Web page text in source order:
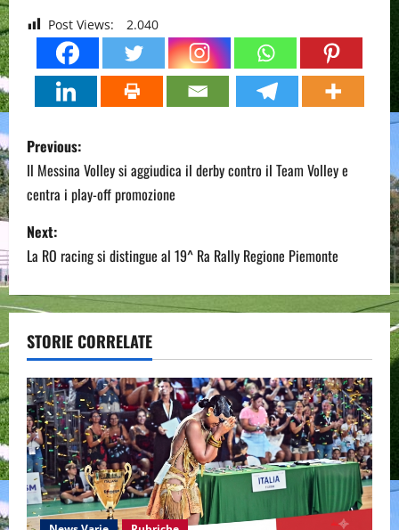
Post Views: 2.040
P
o
s
t
n
a
v
i
g
a
t
Previous:
Il Messina Volley si aggiudica il derby contro il Team Volley e
centra i play-off promozione
Next:
La RO racing si distingue al 19^ Ra Rally Regione Piemonte
STORIE CORRELATE